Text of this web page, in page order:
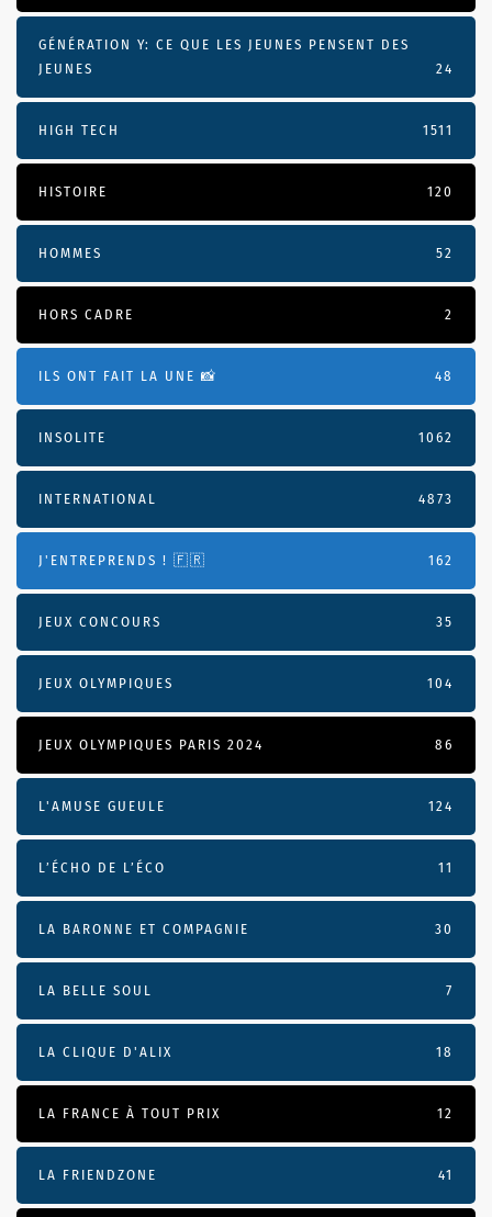
GÉNÉRATION Y: CE QUE LES JEUNES PENSENT DES
JEUNES
24
HIGH TECH 1511
HISTOIRE 120
HOMMES 52
HORS CADRE 2
ILS ONT FAIT LA UNE 📸 48
INSOLITE 1062
INTERNATIONAL 4873
J'ENTREPRENDS ! 🇫🇷 162
JEUX CONCOURS 35
JEUX OLYMPIQUES 104
JEUX OLYMPIQUES PARIS 2024 86
L'AMUSE GUEULE 124
L’ÉCHO DE L’ÉCO 11
LA BARONNE ET COMPAGNIE 30
LA BELLE SOUL 7
LA CLIQUE D'ALIX 18
LA FRANCE À TOUT PRIX 12
LA FRIENDZONE 41